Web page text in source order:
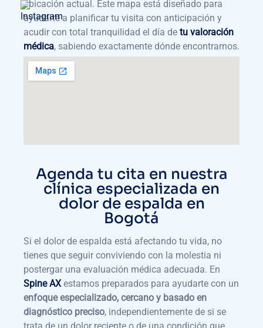
ubicación actual. Este mapa está diseñado para
ayudarte a planificar tu visita con anticipación y
acudir con total tranquilidad el día de tu valoración
médica, sabiendo exactamente dónde encontrarnos.
Agenda tu cita en nuestra
clínica especializada en
dolor de espalda en
Bogotá
Si el dolor de espalda está afectando tu vida, no
tienes que seguir conviviendo con la molestia ni
postergar una evaluación médica adecuada. En
Spine AX estamos preparados para ayudarte con un
enfoque especializado, cercano y basado en
diagnóstico preciso, independientemente de si se